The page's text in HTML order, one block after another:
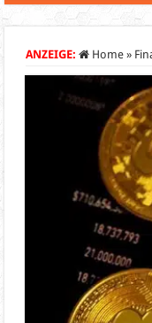
ANZEIGE: Home »